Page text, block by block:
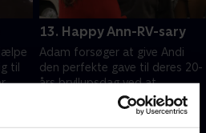
til
13. Happy Ann-RV-sary
Adam forsøger at give Andi
den perfekte gave til deres 20-
års bryllupsdag ved at
genskabe deres bryllupsrejse.